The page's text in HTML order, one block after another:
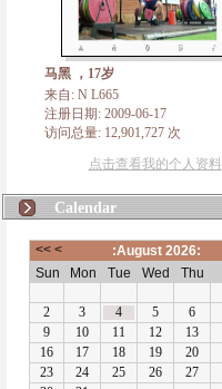
马黑 ，17岁
来自: N L665
注册日期: 2009-06-17
访问总量: 12,901,727 次
点击查看我的个人资料
Calendar